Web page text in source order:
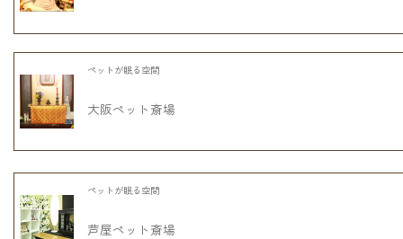
ペットが眠る空間
大阪ペット斎場
ペットが眠る空間
芦屋ペット斎場